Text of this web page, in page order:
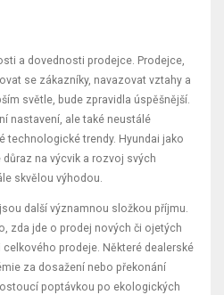
a dovednosti prodejce. Prodejce,
se zákazníky, navazovat vztahy a
světle, bude zpravidla úspěšnější.
nastavení, ale také neustálé
technologické trendy. Hyundai jako
na výcvik a rozvoj svých
skvělou výhodou.
další významnou složkou příjmu.
zda jde o prodej nových či ojetých
prodeje. Některé dealerské
za dosažení nebo překonání
poptávkou po ekologických